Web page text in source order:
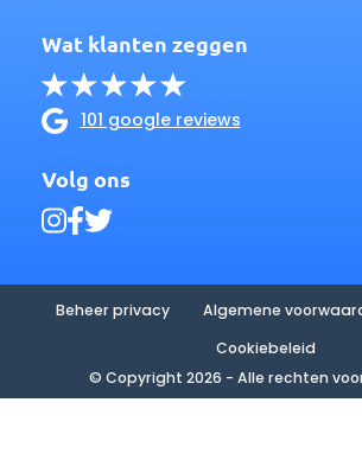
Wat klanten zeggen
101 google reviews
Volg ons
© Copyright 2026 - Alle rechten
Beheer privacy Algemene
Cookiebeleid